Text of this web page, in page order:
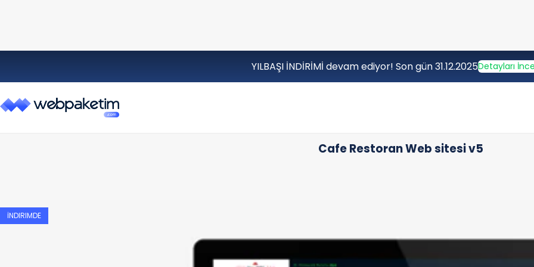
YILBAŞI İNDİRİMİ devam ediyor! Son gün 31.12.2025Detayları
Cafe Restoran Web sitesi v5
İNDIRIMDE